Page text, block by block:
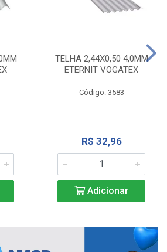
TELHA 2,44X0,50 4,0MM
ETERNIT VOGATEX
Código: 3583
R$ 32,96
Adicionar